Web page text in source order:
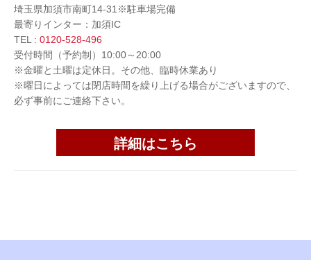
埼玉県加須市南町14-31※駐車場完備
最寄りインター：加須IC
TEL : 0120-528-496
受付時間（予約制）10:00～20:00
※金曜と土曜は定休日。その他、臨時休業あり
※曜日によっては閉店時間を繰り上げる場合がございますので、
必ず事前にご連絡下さい。
詳細はこちら